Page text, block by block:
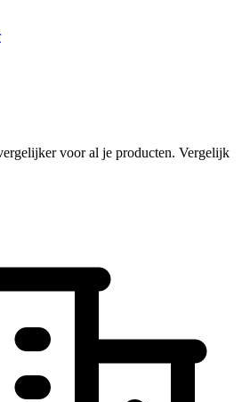
voor al je producten. Vergelijk